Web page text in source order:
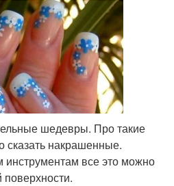
шедевры. Про такие
сказать накрашенные.
все это можно
поверхности.